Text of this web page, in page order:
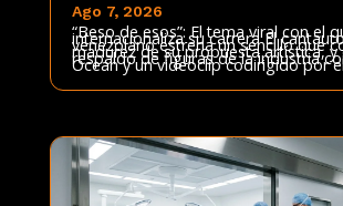
Ago 7, 2026
“Beso de esos”: El tema viral con el
internacionaliza su carrera El
venezolano estrena un sencillo que
madurez de su propuesta artística, y
respaldo de figuras de la industria
Ocean y un videoclip codirigido por